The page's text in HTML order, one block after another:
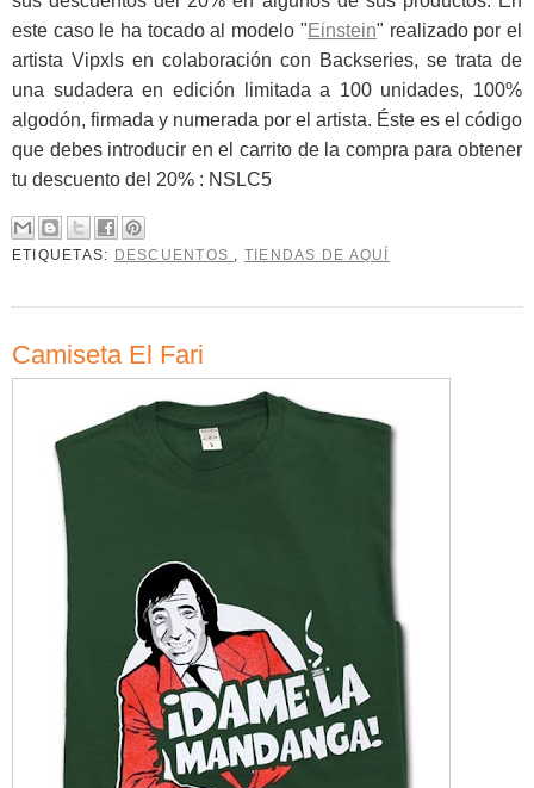
este caso le ha tocado al modelo " Einstein" realizado por el
artista Vipxls en colaboración con Backseries, se trata de
una sudadera en edición limitada a 100 unidades, 100%
algodón, firmada y numerada por el artista. Éste es el código
que debes introducir en el carrito de la compra para obtener
tu descuento del 20% : NSLC5
ETIQUETAS: DESCUENTOS , TIENDAS DE AQUÍ
Camiseta El Fari